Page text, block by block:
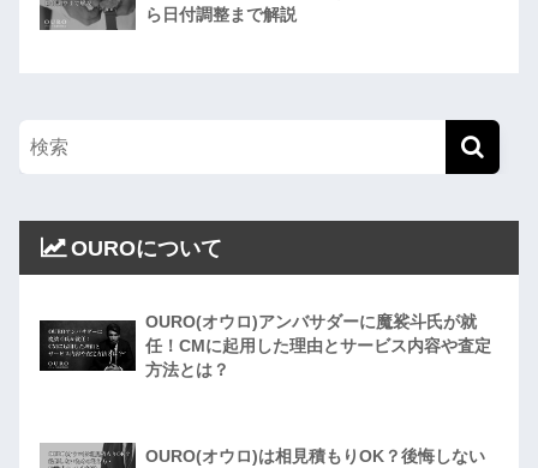
ら日付調整まで解説
OUROについて
OURO(オウロ)アンバサダーに魔裟斗氏が就
任！CMに起用した理由とサービス内容や査定
方法とは？
OURO(オウロ)は相見積もりOK？後悔しない